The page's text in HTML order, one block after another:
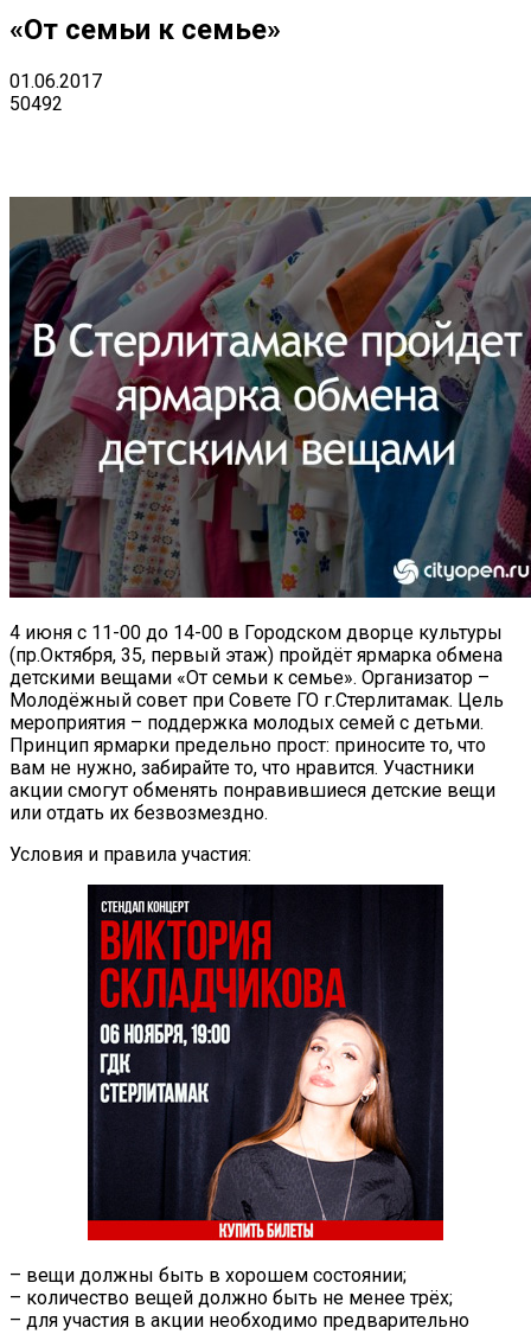
«От семьи к семье»
01.06.2017
50492
4 июня с 11-00 до 14-00 в Городском дворце культуры
(пр.Октября, 35, первый этаж) пройдёт ярмарка обмена
детскими вещами «От семьи к семье». Организатор –
Молодёжный совет при Совете ГО г.Стерлитамак. Цель
мероприятия – поддержка молодых семей с детьми.
Принцип ярмарки предельно прост: приносите то, что
вам не нужно, забирайте то, что нравится. Участники
акции смогут обменять понравившиеся детские вещи
или отдать их безвозмездно.
Условия и правила участия:
– вещи должны быть в хорошем состоянии;
– количество вещей должно быть не менее трёх;
– для участия в акции необходимо предварительно